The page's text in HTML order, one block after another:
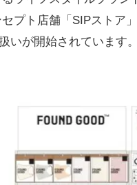
プト店舗「SIPストア
いが開始されています。